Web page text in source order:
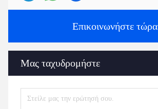
Επικοινωνήστε τώρα
Μας ταχυδρομήστε